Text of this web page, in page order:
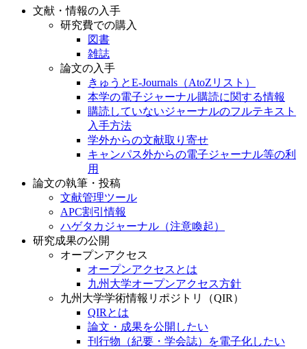
文献・情報の入手
研究費での購入
図書
雑誌
論文の入手
きゅうとE-Journals（AtoZリスト）
本学の電子ジャーナル購読に関する情報
購読していないジャーナルのフルテキスト
入手方法
学外からの文献取り寄せ
キャンパス外からの電子ジャーナル等の利
用
論文の執筆・投稿
文献管理ツール
APC割引情報
ハゲタカジャーナル（注意喚起）
研究成果の公開
オープンアクセス
オープンアクセスとは
九州大学オープンアクセス方針
九州大学学術情報リポジトリ（QIR）
QIRとは
論文・成果を公開したい
刊行物（紀要・学会誌）を電子化したい